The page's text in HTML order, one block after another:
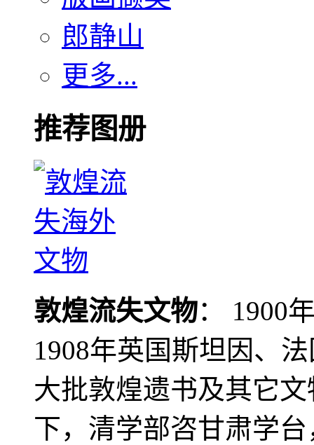
郎静山
更多...
推荐图册
敦煌流失文物： 1900
1908年英国斯坦因、
大批敦煌遗书及其它
下，清学部咨甘肃学